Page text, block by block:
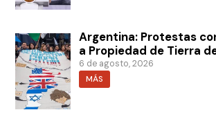
Argentina: Protestas
a Propiedad de Tierra
6 de agosto, 2026
MÁS